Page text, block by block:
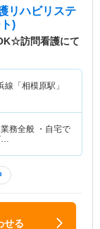
リハビリステ
)
訪問看護にて
線「相模原駅」
務全般 ・自宅で
…
せる